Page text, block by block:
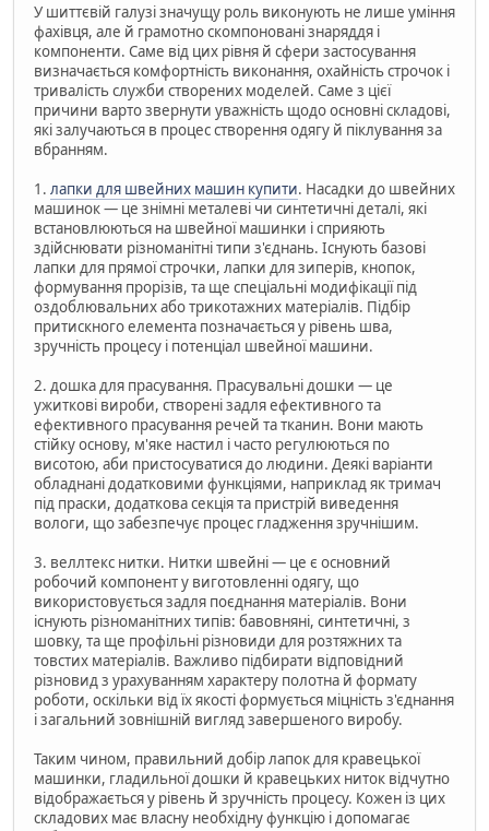
У шиттєвій галузі значущу роль виконують не лише уміння
фахівця, але й грамотно скомпоновані знаряддя і
компоненти. Саме від цих рівня й сфери застосування
визначається комфортність виконання, охайність строчок і
тривалість служби створених моделей. Саме з цієї
причини варто звернути уважність щодо основні складові,
які залучаються в процес створення одягу й піклування за
вбранням.
1. лапки для швейних машин купити. Насадки до швейних
машинок — це знімні металеві чи синтетичні деталі, які
встановлюються на швейної машинки і сприяють
здійснювати різноманітні типи з'єднань. Існують базові
лапки для прямої строчки, лапки для зиперів, кнопок,
формування прорізів, та ще спеціальні модифікації під
оздоблювальних або трикотажних матеріалів. Підбір
притискного елемента позначається у рівень шва,
зручність процесу і потенціал швейної машини.
2. дошка для прасування. Прасувальні дошки — це
ужиткові вироби, створені задля ефективного та
ефективного прасування речей та тканин. Вони мають
стійку основу, м'яке настил і часто регулюються по
висотою, аби пристосуватися до людини. Деякі варіанти
обладнані додатковими функціями, наприклад як тримач
під праски, додаткова секція та пристрій виведення
вологи, що забезпечує процес гладження зручнішим.
3. веллтекс нитки. Нитки швейні — це є основний
робочий компонент у виготовленні одягу, що
використовується задля поєднання матеріалів. Вони
існують різноманітних типів: бавовняні, синтетичні, з
шовку, та ще профільні різновиди для розтяжних та
товстих матеріалів. Важливо підбирати відповідний
різновид з урахуванням характеру полотна й формату
роботи, оскільки від їх якості формується міцність з'єднання
і загальний зовнішній вигляд завершеного виробу.
Таким чином, правильний добір лапок для кравецької
машинки, гладильної дошки й кравецьких ниток відчутно
відображається у рівень й зручність процесу. Кожен із цих
складових має власну необхідну функцію і допомагає